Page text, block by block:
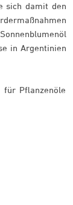
sich damit den
in Argentinien
für Pflanzenöle